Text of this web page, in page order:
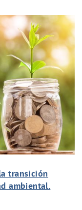
transición
ambiental.